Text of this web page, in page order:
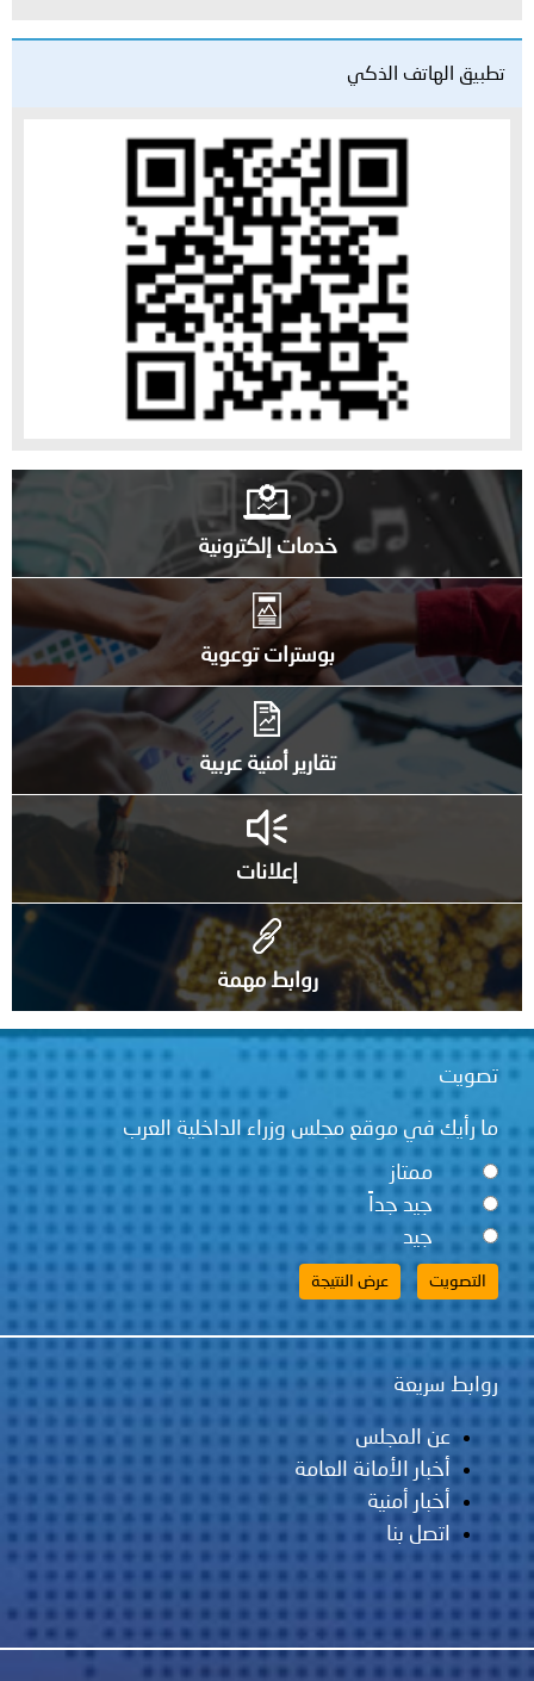
تطبيق الهاتف الذكي
خدمات إلكترونية
بوسترات توعوية
تقارير أمنية عربية
إعلانات
روابط مهمة
تصويت
ما رأيك في موقع مجلس وزراء الداخلية العرب
ممتاز
جيد جداً
جيد
روابط سريعة
عن المجلس
أخبار الأمانة العامة
أخبار أمنية
اتصل بنا